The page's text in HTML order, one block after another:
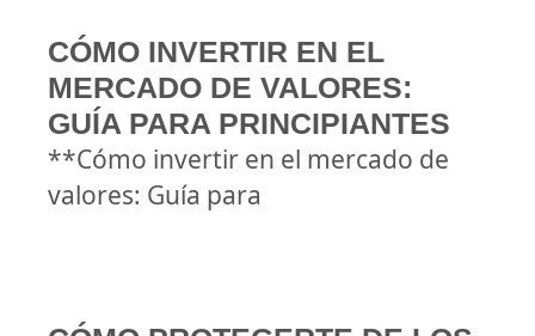
CÓMO INVERTIR EN EL
MERCADO DE VALORES:
GUÍA PARA PRINCIPIANTES
**Cómo invertir en el mercado de
valores: Guía para